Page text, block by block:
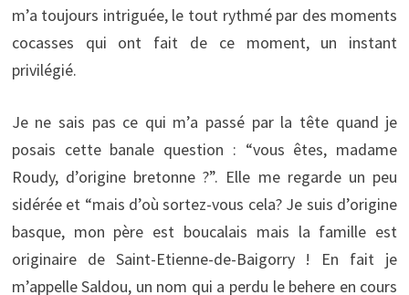
m’a toujours intriguée, le tout rythmé par des moments
cocasses qui ont fait de ce moment, un instant
privilégié.
Je ne sais pas ce qui m’a passé par la tête quand je
posais cette banale question : “vous êtes, madame
Roudy, d’origine bretonne ?”. Elle me regarde un peu
sidérée et “mais d’où sortez-vous cela? Je suis d’origine
basque, mon père est boucalais mais la famille est
originaire de Saint-Etienne-de-Baigorry ! En fait je
m’appelle Saldou, un nom qui a perdu le behere en cours